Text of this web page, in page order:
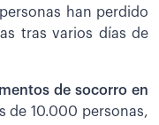
han perdido
tras varios días de
de socorro en
de 10.000 personas,